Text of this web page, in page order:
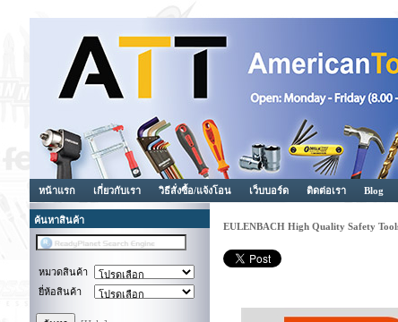
หน้าแรก เกี่ยวกับเรา วิธีสั่งซื้อ/แจ้งโอน เว็บบอร์ด ติดต่อเรา Blog
ค้นหาสินค้า
หมวดสินค้า
ยี่ห้อสินค้า
EULENBACH High Quality Safety